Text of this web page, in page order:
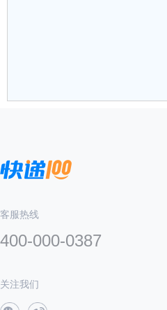
客服热线
400-000-0387
关注我们